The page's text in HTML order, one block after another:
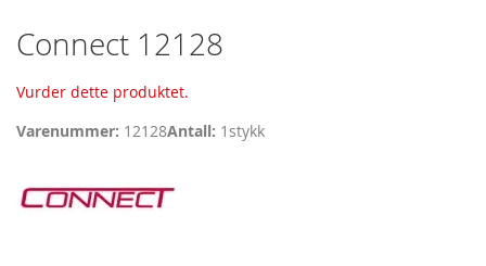
Skip
to
beginning
the
gallery
Connect 12128
Vurder dette produktet.
Varenummer 12128Antall 1 stykk